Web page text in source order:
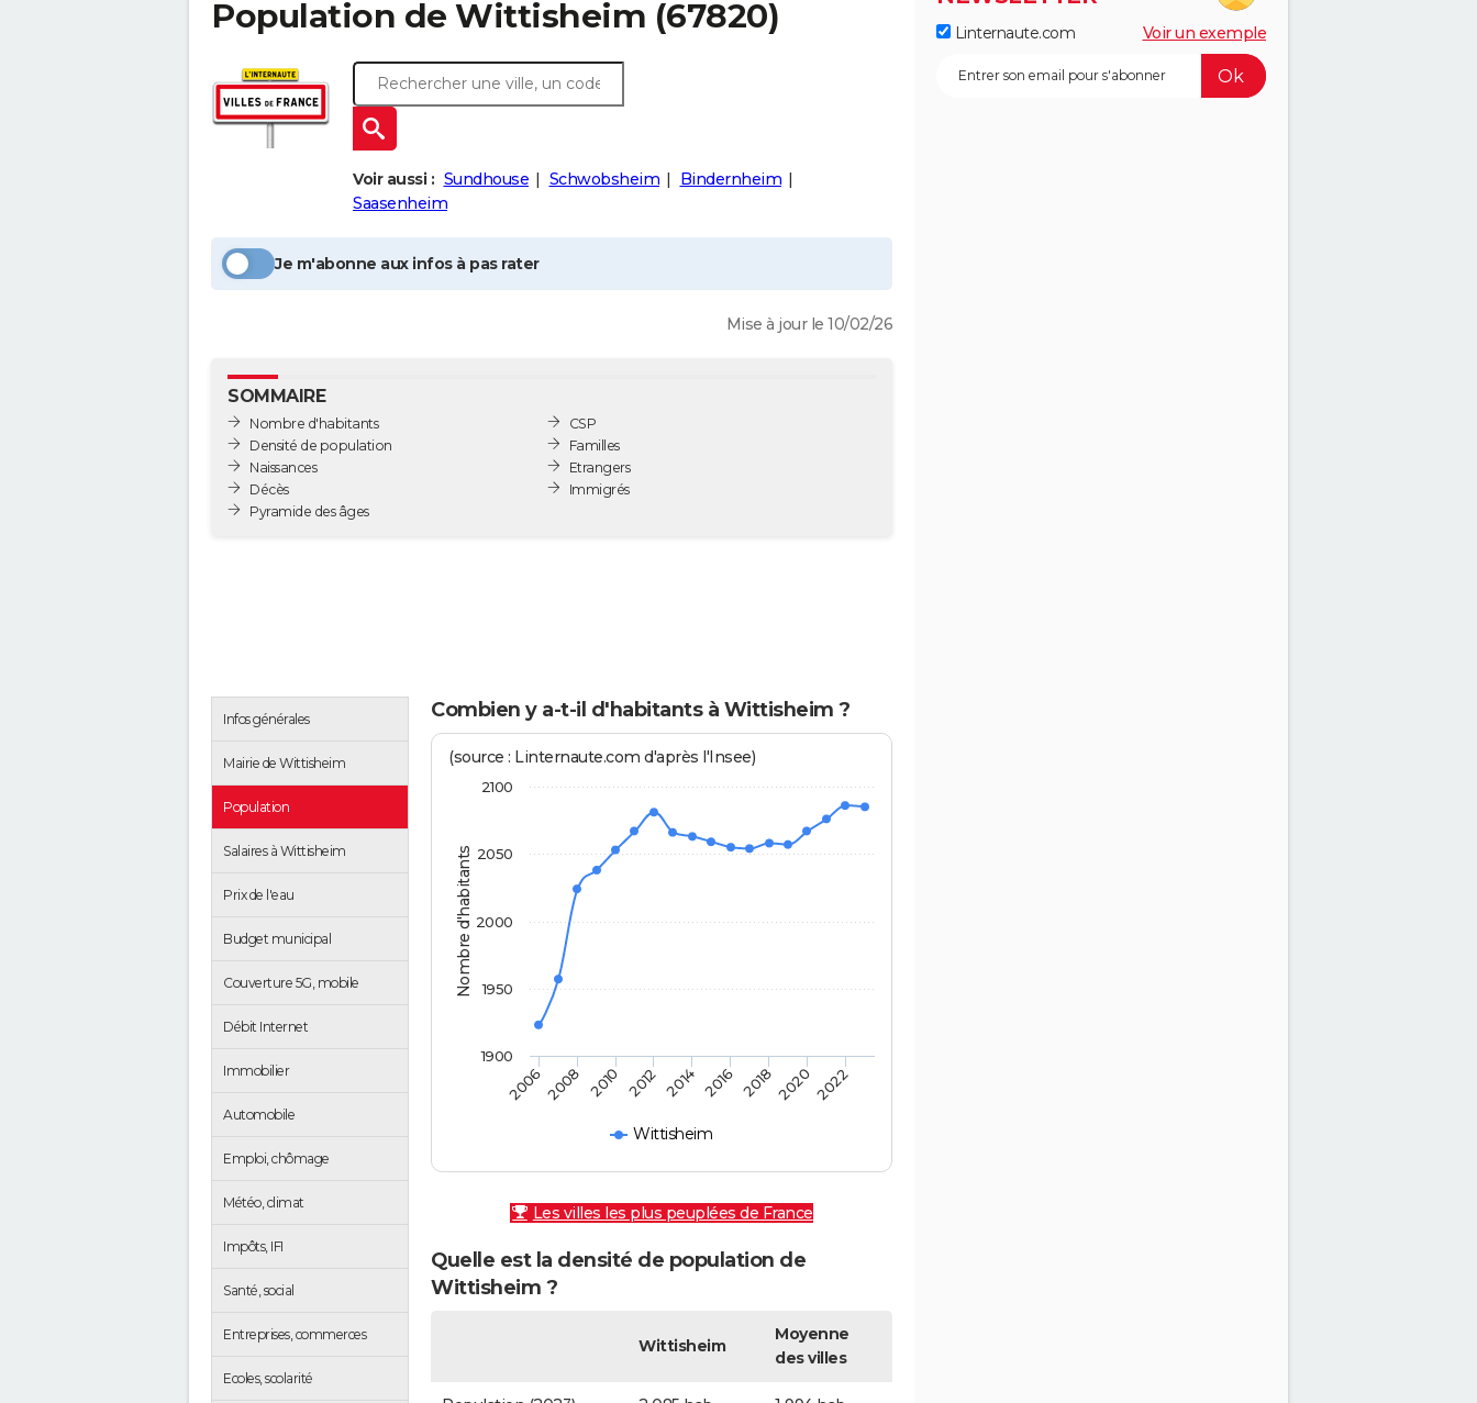
Population de Wittisheim (67820)
Voir aussi : Sundhouse Schwobsheim
Bindernheim
Saasenheim
Je m'abonne aux infos à pas rater
Mise à jour le 10/02/26
SOMMAIRE
Nombre d'habitants
Densité de population
Naissances
Décès
Pyramide des âges
CSP
Familles
Etrangers
Immigrés
Infos générales
Mairie de Wittisheim
Population
Salaires à Wittisheim
Prix de l'eau
Budget municipal
Couverture 5G, mobile
Débit Internet
Immobilier
Automobile
Emploi, chômage
Météo, climat
Impôts, IFI
Santé, social
Entreprises, commerces
Ecoles, scolarité
Combien y a-t-il d'habitants à Wittisheim ?
Nombre d'habitants
(source : Linternaute.com d'après l'Insee)
Wittisheim
20062008 2010 2012 2014 2016 201820202022
1900
1950
2000
2050
2100
Les villes les plus peuplées de France
Quelle est la densité de population de
Wittisheim ?
Wittisheim
Moyenne
des villes
Linternaute.com Voir un exemple